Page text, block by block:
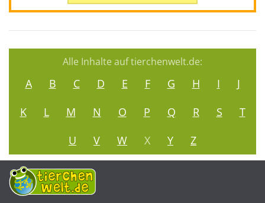
Alle Inhalte auf tierchenwelt.de:
A B C D E F G H I
J
K
L M N O P Q R S
T
U
V W X Y Z